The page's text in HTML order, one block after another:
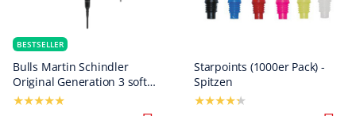
BESTSELLER
Bulls Martin Schindler
Original Generation 3 soft
darts
Starpoints (1000er Pack) -
Spitzen